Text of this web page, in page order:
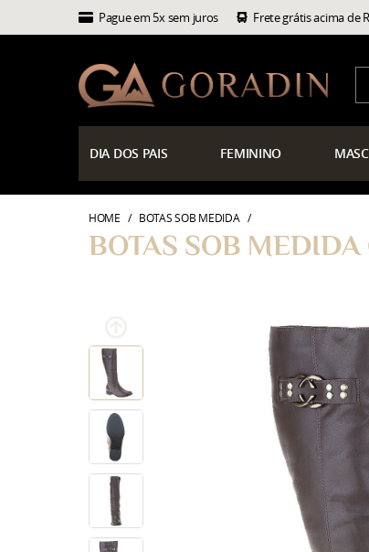
Pague em 5x sem juros Frete grátis acima de
DIA DOS PAIS FEMININO
HOME BOTAS SOB MEDIDA
BOTAS SOB